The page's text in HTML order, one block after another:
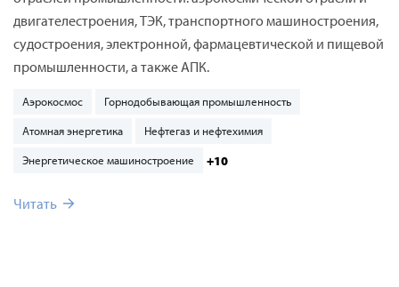
двигателестроения, ТЭК, транспортного машиностроения,
судостроения, электронной, фармацевтической и пищевой
промышленности, а также АПК.
Аэрокосмос Горнодобывающая промышленность
Атомная энергетика Нефтегаз и нефтехимия
Энергетическое машиностроение +10
Читать